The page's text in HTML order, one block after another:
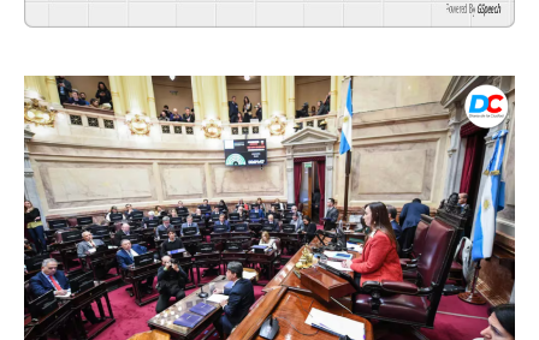
Powered By GSpeech